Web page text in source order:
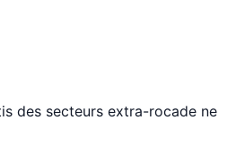
des secteurs extra-rocade ne